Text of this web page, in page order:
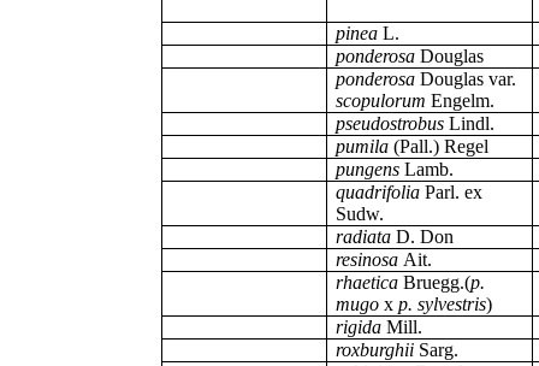
pineaL.
ponderosaDouglas
ponderosaDouglas var.
scopulorum Engelm.
pseudostrobusLindl.
pumila(Pall.) Regel
pungens Lamb.
quadrifoliaParl. ex
Sudw.
radiataD. Don
resinosa Ait.
rhaeticaBruegg.(p.
mugo xp. sylvestris)
rigidaMill.
roxburghiiSarg.